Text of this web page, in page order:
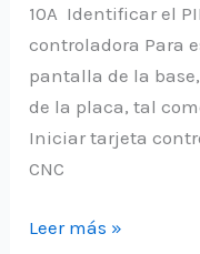
10A Identificar el
controladora Para
pantalla de la
de la placa, tal
Iniciar tarjeta
CNC
Encendido
Leer más »